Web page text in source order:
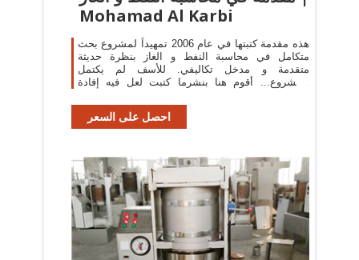
Mohamad Al Karbi
هذه مقدمة كتبتها في عام 2006 تمهيداً لمشروع بحث
متكامل في محاسبة النفط و الغاز بنظرة حديثة
متقدمة و مدخل تكاليفي. للأسف لم يكتمل
المشروع... أقوم هنا بنشرما كتبت لعل فيه إفادة
احصل على السعر